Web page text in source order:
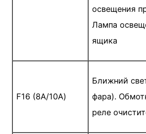
освещения
Лампа
ящика
F16 (8А/10А)
Ближний
фара).
реле